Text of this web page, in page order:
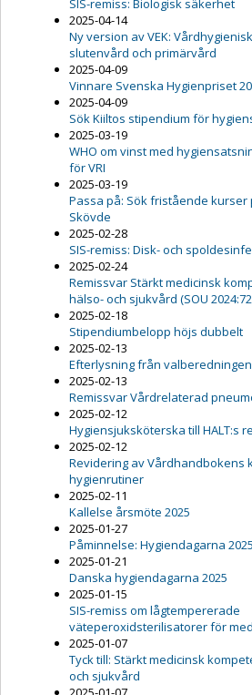
SIS-remiss: Biologisk säkerhet
2025-04-14
Ny version av VEK:
slutenvård och primärvård
2025-04-09
Vinnare Svenska Hygienpriset
2025-04-09
Sök Kiiltos stipendium för
2025-03-19
WHO om vinst med
för VRI
2025-03-19
Passa på: Sök fristående kurser
Skövde
2025-02-28
SIS-remiss: Disk- och
2025-02-24
Remissvar Stärkt medicinsk
hälso- och sjukvård (SOU
2025-02-18
Stipendiumbelopp höjs dubbelt
2025-02-13
Efterlysning från valberedningen
2025-02-13
Remissvar Vårdrelaterad
2025-02-12
Hygiensjuksköterska till HALT:s
2025-02-12
Revidering av Vårdhandbokens
hygienrutiner
2025-02-11
Kallelse årsmöte 2025
2025-01-27
Påminnelse: Hygiendagarna
2025-01-21
Danska hygiendagarna 2025
2025-01-15
SIS-remiss om lågtempererade
väteperoxidsterilisatorer för
2025-01-07
Tyck till: Stärkt medicinsk
och sjukvård